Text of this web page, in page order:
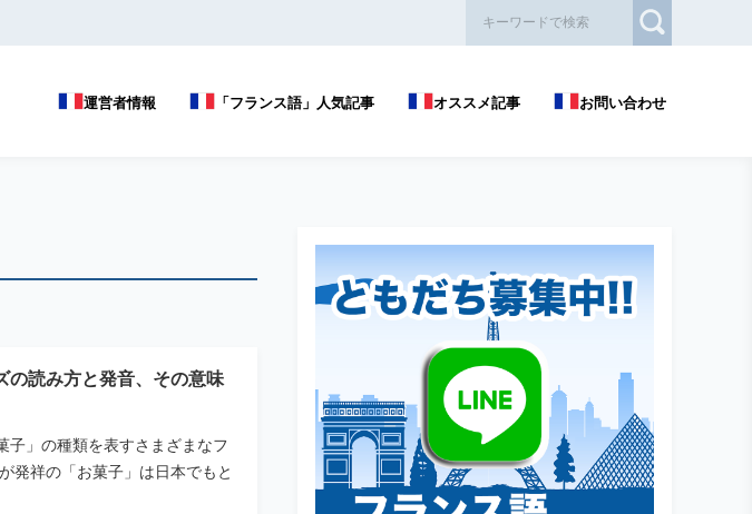
運営者情報 「フランス語」人気記事 オススメ記事 お問い合わせ
の読み方と発音、その意味
子」の種類を表すさまざまなフ
発祥の「お菓子」は日本でもと